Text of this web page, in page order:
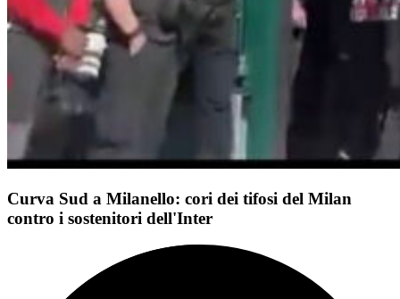
Curva Sud a Milanello: cori dei tifosi del Milan
contro i sostenitori dell'Inter